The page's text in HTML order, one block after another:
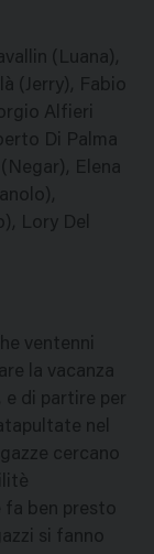
(Luana),
(Jerry), Fabio
Alfieri
Di Palma
Elena
Lory Del
ventenni
la vacanza
e di partire per
nel
cercano
fa ben presto
si fanno